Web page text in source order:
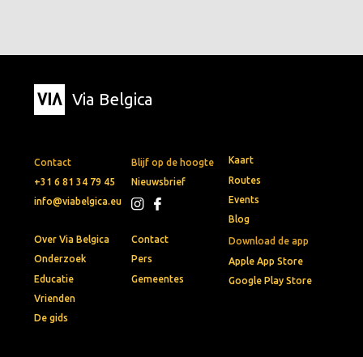
Via Belgica
Contact
+31 6 81 34 79 45
info@viabelgica.eu
Blijf op de hoogte
Nieuwsbrief
Download de app
Apple App Store
Google Play Store
Kaart
Routes
Events
Blog
Over Via Belgica
Onderzoek
Educatie
Vrienden
De gids
Contact
Pers
Gemeentes